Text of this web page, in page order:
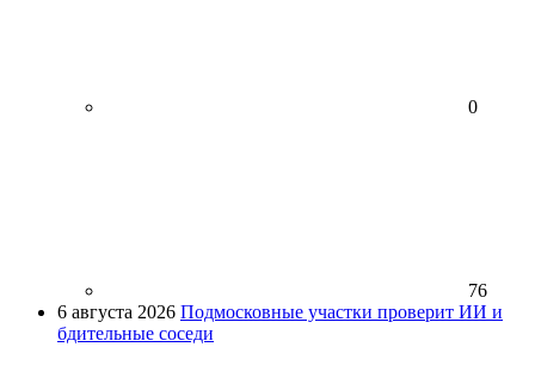
0
76
6 августа 2026 Подмосковные участки проверит ИИ и
бдительные соседи